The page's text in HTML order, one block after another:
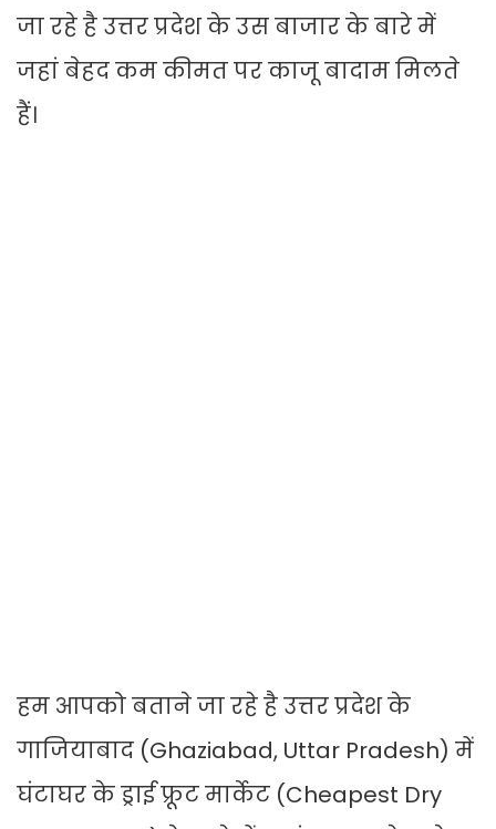
जा रहे है उत्तर प्रदेश के उस बाजार के बारे में
जहां बेहद कम कीमत पर काजू बादाम मिलते
हैं।
हम आपको बताने जा रहे है उत्तर प्रदेश के
गाजियाबाद (Ghaziabad, Uttar Pradesh) में
घंटाघर के ड्राई फ्रूट मार्केट (Cheapest Dry